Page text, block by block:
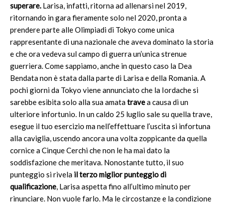
superare.Larisa, infatti, ritorna ad allenarsi nel 2019,
ritornando in gara fieramente solo nel 2020, pronta a
prendere parte alle Olimpiadi di Tokyo come unica
rappresentante di una nazionale che aveva dominato la storia
e che ora vedeva sul campo di guerra un’unica strenue
guerriera. Come sappiamo, anche in questo caso la Dea
Bendata non è stata dalla parte di Larisa e della Romania. A
pochi giorni da Tokyo viene annunciato che la Iordache si
sarebbe esibita solo alla sua amatatravea causa di un
ulteriore infortunio. In un caldo 25 luglio sale su quella trave,
esegue il tuo esercizio ma nell’effettuare l’uscita si infortuna
alla caviglia, uscendo ancora una volta zoppicante da quella
cornice a Cinque Cerchi che non le ha mai dato la
soddisfazione che meritava. Nonostante tutto, il suo
punteggio si rivela il terzo miglior punteggio di
qualificazione, Larisa aspetta fino all’ultimo minuto per
rinunciare. Non vuole farlo. Ma le circostanze e la condizione